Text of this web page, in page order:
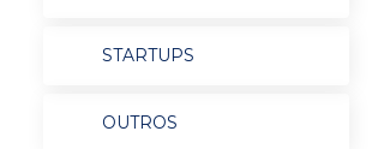
STARTUPS
OUTROS